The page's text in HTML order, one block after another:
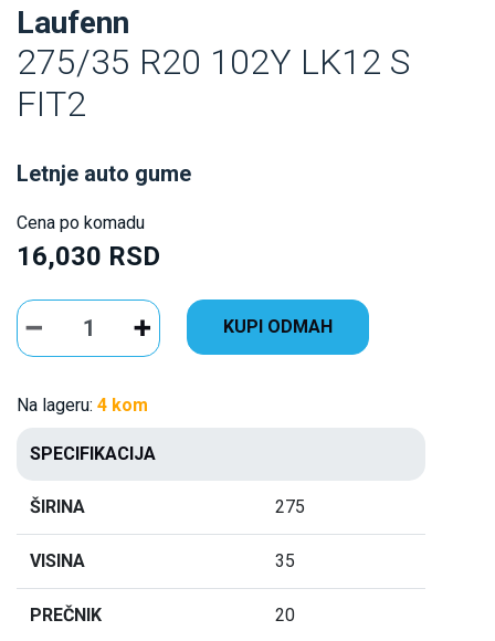
Laufenn
275/35 R20 102Y LK12 S
FIT2
Letnje auto gume
Cena po komadu
16,030 RSD
KUPI ODMAH
Na lageru: 4 kom
SPECIFIKACIJA
ŠIRINA 275
VISINA 35
PREČNIK 20